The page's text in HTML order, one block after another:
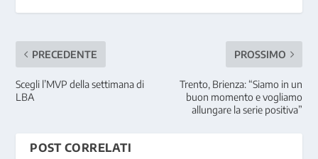
PRECEDENTE
Scegli l’MVP della settimana di
LBA
PROSSIMO
Trento, Brienza: “Siamo in un
buon momento e vogliamo
allungare la serie positiva”
POST CORRELATI